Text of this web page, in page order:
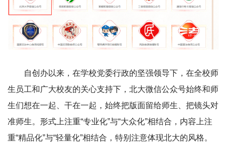
自创办以来，在学校党委行政的坚强领导下，在全校师
生员工和广大校友的关心支持下，北大微信公众号始终和师
生们想在一起、干在一起，始终把版面留给师生、把镜头对
准师生。形式上注重“专业化”与“大众化”相结合，内容上注
重“精品化”与“轻量化”相结合，特别注意体现北大的风格。